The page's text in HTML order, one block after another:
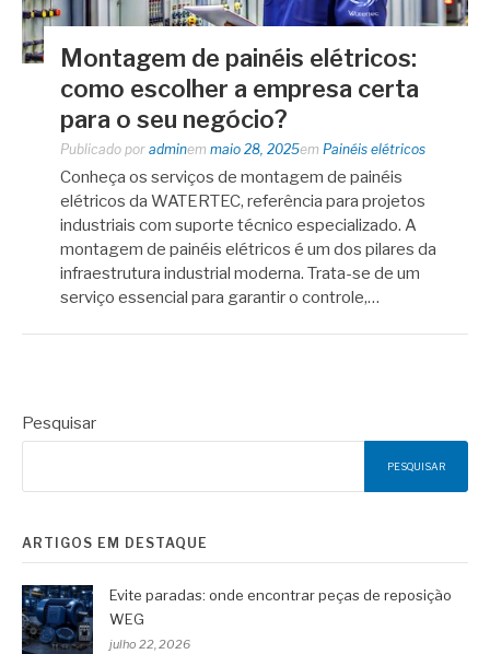
Montagem de painéis elétricos:
como escolher a empresa certa
para o seu negócio?
Publicado por adminem maio 28, 2025em Painéis elétricos
Conheça os serviços de montagem de painéis
elétricos da WATERTEC, referência para projetos
industriais com suporte técnico especializado. A
montagem de painéis elétricos é um dos pilares da
infraestrutura industrial moderna. Trata-se de um
serviço essencial para garantir o controle,…
Pesquisar
PESQUISAR
ARTIGOS EM DESTAQUE
Evite paradas: onde encontrar peças de reposição
WEG
julho 22, 2026